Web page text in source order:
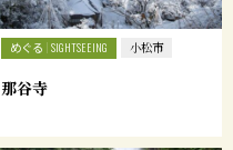
めぐる SIGHTSEEING 小松市
那谷寺